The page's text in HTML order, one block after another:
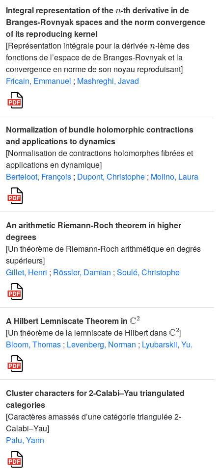
Integral representation of the
-th derivative in de
Branges-Rovnyak spaces and the norm convergence
of its reproducing kernel
[Représentation intégrale pour la dérivée
-ième des
fonctions de l’espace de de Branges-Rovnyak et la
convergence en norme de son noyau reproduisant]
Fricain, Emmanuel ; Mashreghi, Javad
Normalization of bundle holomorphic contractions
and applications to dynamics
[Normalisation de contractions holomorphes fibrées et
applications en dynamique]
Berteloot, François ; Dupont, Christophe ; Molino, Laura
An arithmetic Riemann-Roch theorem in higher
degrees
[Un théorème de Riemann-Roch arithmétique en degrés
supérieurs]
Gillet, Henri ; Rössler, Damian ; Soulé, Christophe
A Hilbert Lemniscate Theorem in
2
[Un théorème de la lemniscate de Hilbert dans
2
]
Bloom, Thomas ; Levenberg, Norman ; Lyubarskii, Yu.
Cluster characters for 2-Calabi–Yau triangulated
categories
[Caractères amassés d’une catégorie triangulée 2-
Calabi–Yau]
Palu, Yann